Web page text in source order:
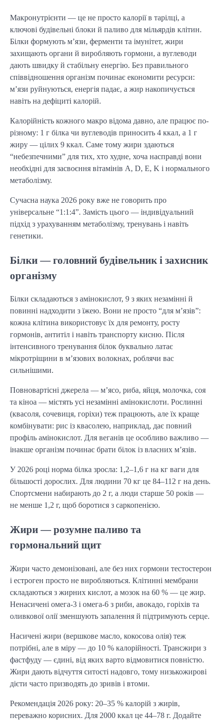
Макронутрієнти — це не просто калорії в тарілці, а
ключові будівельні блоки й паливо для мільярдів клітин.
Білки формують м’язи, ферменти та імунітет, жири
захищають органи й виробляють гормони, а вуглеводи
дають швидку й стабільну енергію. Без правильного
співвідношення організм починає економити ресурси:
м’язи руйнуються, енергія падає, а жир накопичується
навіть на дефіциті калорій.
Калорійність кожного макро відома давно, але працює по-
різному: 1 г білка чи вуглеводів приносить 4 ккал, а 1 г
жиру — цілих 9 ккал. Саме тому жири здаються
“небезпечними” для тих, хто худне, хоча насправді вони
необхідні для засвоєння вітамінів A, D, E, K і нормального
метаболізму.
Сучасна наука 2026 року вже не говорить про
універсальне “1:1:4”. Замість цього — індивідуальний
підхід з урахуванням метаболізму, тренувань і навіть
генетики.
Білки — головний будівельник і захисник
організму
Білки складаються з амінокислот, 9 з яких незамінні й
повинні надходити з їжею. Вони не просто “для м’язів”:
кожна клітина використовує їх для ремонту, росту
гормонів, антитіл і навіть транспорту кисню. Після
інтенсивного тренування білок буквально латає
мікротріщини в м’язових волокнах, роблячи вас
сильнішими.
Повновартісні джерела — м’ясо, риба, яйця, молочка, соя
та кіноа — містять усі незамінні амінокислоти. Рослинні
(квасоля, сочевиця, горіхи) теж працюють, але їх краще
комбінувати: рис із квасолею, наприклад, дає повний
профіль амінокислот. Для веганів це особливо важливо —
інакше організм починає брати білок із власних м’язів.
У 2026 році норма білка зросла: 1,2–1,6 г на кг ваги для
більшості дорослих. Для людини 70 кг це 84–112 г на день.
Спортсмени набирають до 2 г, а люди старше 50 років —
не менше 1,2 г, щоб боротися з саркопенією.
Жири — розумне паливо та
гормональний щит
Жири часто демонізовані, але без них гормони тестостерон
і естроген просто не виробляються. Клітинні мембрани
складаються з жирних кислот, а мозок на 60 % — це жир.
Ненасичені омега-3 і омега-6 з риби, авокадо, горіхів та
оливкової олії зменшують запалення й підтримують серце.
Насичені жири (вершкове масло, кокосова олія) теж
потрібні, але в міру — до 10 % калорійності. Трансжири з
фастфуду — єдині, від яких варто відмовитися повністю.
Жири дають відчуття ситості надовго, тому низькожирові
дієти часто призводять до зривів і втоми.
Рекомендація 2026 року: 20–35 % калорій з жирів,
переважно корисних. Для 2000 ккал це 44–78 г. Додайте